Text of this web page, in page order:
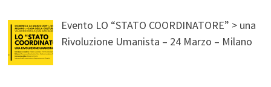
Evento LO “STATO COORDINATORE” > una
Rivoluzione Umanista – 24 Marzo – Milano